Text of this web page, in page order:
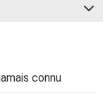
connu